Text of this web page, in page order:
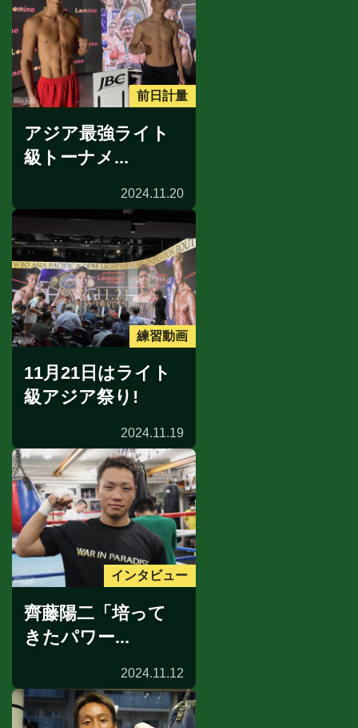
前日計量
アジア最強ライト
級トーナメ...
2024.11.20
練習動画
11月21日はライト
級アジア祭り!
2024.11.19
インタビュー
齊藤陽二「培って
きたパワー...
2024.11.12